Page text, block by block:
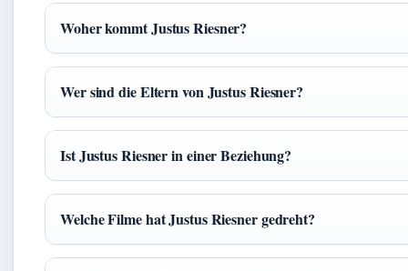
Woher kommt Justus Riesner?
Wer sind die Eltern von Justus Riesner?
Ist Justus Riesner in einer Beziehung?
Welche Filme hat Justus Riesner gedreht?